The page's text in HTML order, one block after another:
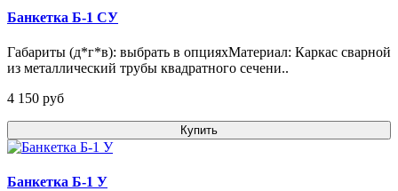
Банкетка Б-1 СУ
Габариты (д*г*в): выбрать в опцияхМатериал: Каркас сварной
из металлический трубы квадратного сечени..
4 150 pуб
Купить
Банкетка Б-1 У